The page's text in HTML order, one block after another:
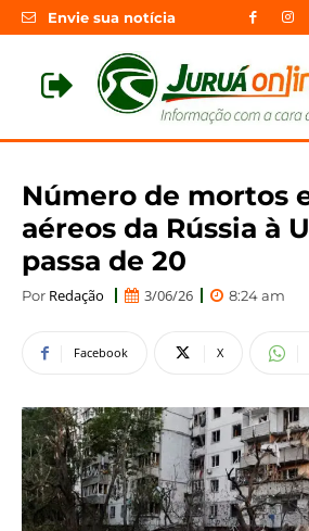
Envie sua notícia
Número de mortos
aéreos da Rússia à
passa de 20
Por Redação 3/06/26 8:24 am
Facebook X